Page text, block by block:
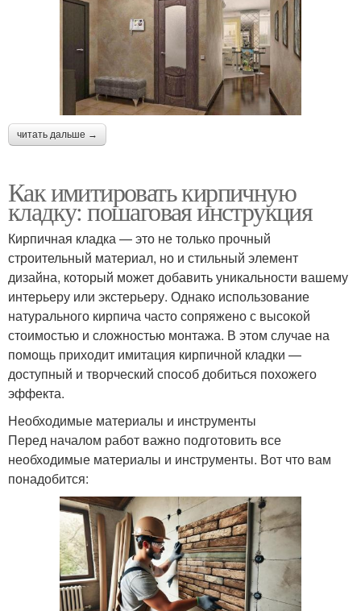
читать дальше →
Как имитировать кирпичную
кладку: пошаговая инструкция
Кирпичная кладка — это не только прочный
строительный материал, но и стильный элемент
дизайна, который может добавить уникальности вашему
интерьеру или экстерьеру. Однако использование
натурального кирпича часто сопряжено с высокой
стоимостью и сложностью монтажа. В этом случае на
помощь приходит имитация кирпичной кладки —
доступный и творческий способ добиться похожего
эффекта.
Необходимые материалы и инструменты
Перед началом работ важно подготовить все
необходимые материалы и инструменты. Вот что вам
понадобится: